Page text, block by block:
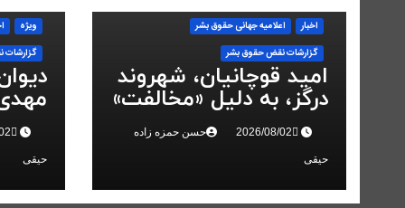
اخبار
اعلاميه جهانی حقوق بشر
گزارشات نقض حقوق بشر
امید قوچانیان، شهروند
درگز، به دلیل «مخالفت»
با حکومت به ۵ سال
زندان محکوم شدحسن حمزه زاده
حیقی
ویژه
حیقی